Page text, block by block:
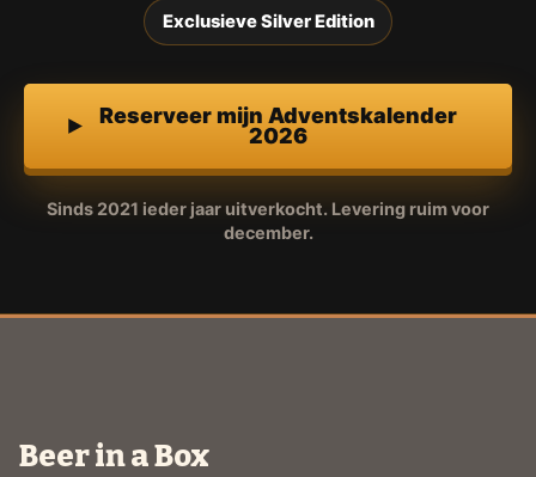
Exclusieve Silver Edition
Reserveer mijn Adventskalender
2026
Sinds 2021 ieder jaar uitverkocht. Levering ruim voor
december.
Beer in a Box